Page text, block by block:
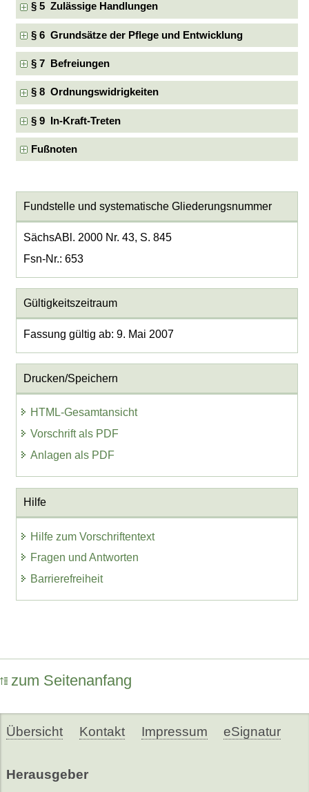
§ 5 Zulässige Handlungen
§ 6 Grundsätze der Pflege und Entwicklung
§ 7 Befreiungen
§ 8 Ordnungswidrigkeiten
§ 9 In-Kraft-Treten
Fußnoten
Fundstelle und systematische Gliederungsnummer
SächsABl. 2000 Nr. 43, S. 845
Fsn-Nr.: 653
Gültigkeitszeitraum
Fassung gültig ab: 9. Mai 2007
Drucken/Speichern
HTML-Gesamtansicht
Vorschrift als PDF
Anlagen als PDF
Hilfe
Hilfe zum Vorschriftentext
Fragen und Antworten
Barrierefreiheit
zum Seitenanfang
Übersicht Kontakt Impressum eSignatur
Herausgeber